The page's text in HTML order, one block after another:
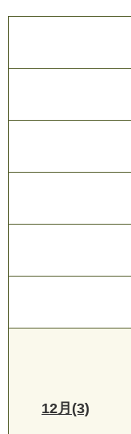
12月(3)